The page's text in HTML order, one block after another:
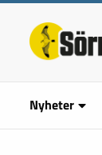
Nyheter